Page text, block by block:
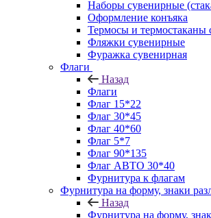
Наборы сувенирные
Оформление конъяка
Термосы и термостаканы
Фляжки сувенирные
Фуражка сувенирная
Флаги
Назад
Флаги
Флаг 15*22
Флаг 30*45
Флаг 40*60
Флаг 5*7
Флаг 90*135
Флаг АВТО 30*40
Фурнитура к флагам
Фурнитура на форму, знаки
Назад
Фурнитура на форму,